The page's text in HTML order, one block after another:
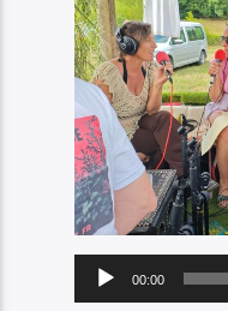
Lecteur
audio
00:00